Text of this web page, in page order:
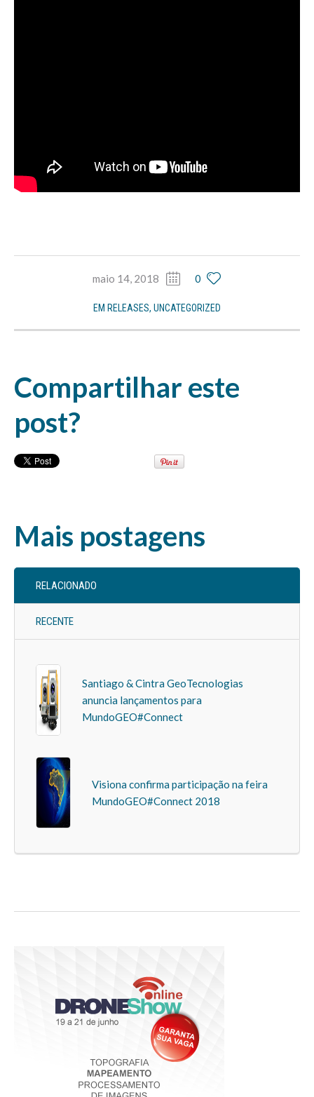
maio 14, 2018 0
EM RELEASES, UNCATEGORIZED
Compartilhar este
post?
Mais postagens
RELACIONADO
RECENTE
Santiago & Cintra GeoTecnologias
anuncia lançamentos para
MundoGEO#Connect
Visiona confirma participação na feira
MundoGEO#Connect 2018